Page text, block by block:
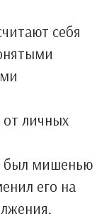
себя
личных
был мишенью
его на